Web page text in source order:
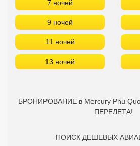
7 ночей
9 ночей
11 ночей
13 ночей
БРОНИРОВАНИЕ в Mercury Phu
ПЕРЕЛЕТА!
ПОИСК ДЕШЕВЫХ